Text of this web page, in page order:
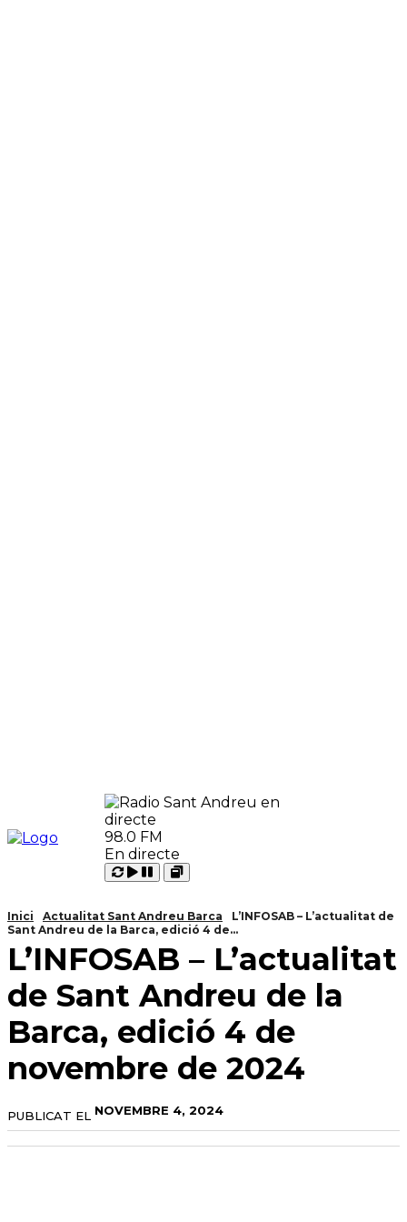
98.0 FM
En directe
Carregant
Reproduir
Pausar
Open
Inici Actualitat Sant Andreu Barca
L’INFOSAB – L’actualitat de
Sant Andreu de la Barca, edició 4 de...
L’INFOSAB – L’actualitat
de Sant Andreu de la
Barca, edició 4 de
novembre de 2024
PUBLICAT EL NOVEMBRE 4, 2024